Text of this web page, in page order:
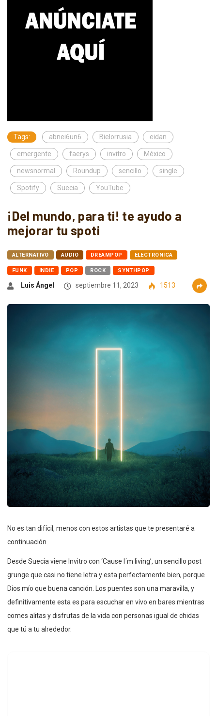
Tags: abnei6un6 Bielorrusia eidan
emergente faerys invitro México
newsnormal Roundup sencillo single
Spotify Suecia YouTube
¡Del mundo, para ti! te ayudo a
mejorar tu spoti
ALTERNATIVO AUDIO DREAMPOP ELECTRÓNICA
FUNK INDIE POP ROCK SYNTHPOP
Luis Ángel septiembre 11, 2023 1513
No es tan difícil, menos con estos artistas que te presentaré a
continuación.
Desde Suecia viene Invitro con ‘Cause I´m living’, un sencillo post
grunge que casi no tiene letra y esta perfectamente bien, porque
Dios mío que buena canción. Los puentes son una maravilla, y
definitivamente esta es para escuchar en vivo en bares mientras
comes alitas y disfrutas de la vida con personas igual de chidas
que tú a tu alrededor.